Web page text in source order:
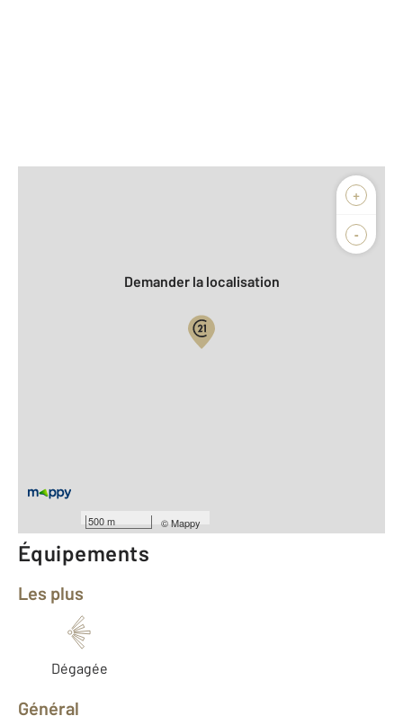
+
-
500 m ©Mappy
Demander la localisation
Nombre de pièces : 1
Équipements
Les plus
Dégagée
Général